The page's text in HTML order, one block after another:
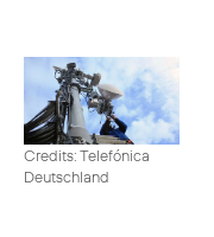
Credits: Telefónica
Deutschland